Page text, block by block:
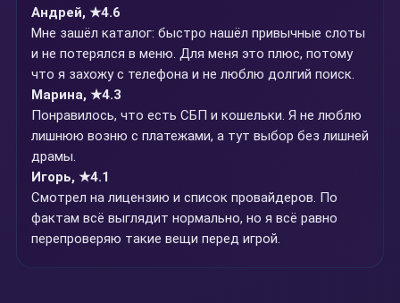
Андрей, ★4.6
Мне зашёл каталог: быстро нашёл привычные слоты
и не потерялся в меню. Для меня это плюс, потому
что я захожу с телефона и не люблю долгий поиск.
Марина, ★4.3
Понравилось, что есть СБП и кошельки. Я не люблю
лишнюю возню с платежами, а тут выбор без лишней
драмы.
Игорь, ★4.1
Смотрел на лицензию и список провайдеров. По
фактам всё выглядит нормально, но я всё равно
перепроверяю такие вещи перед игрой.